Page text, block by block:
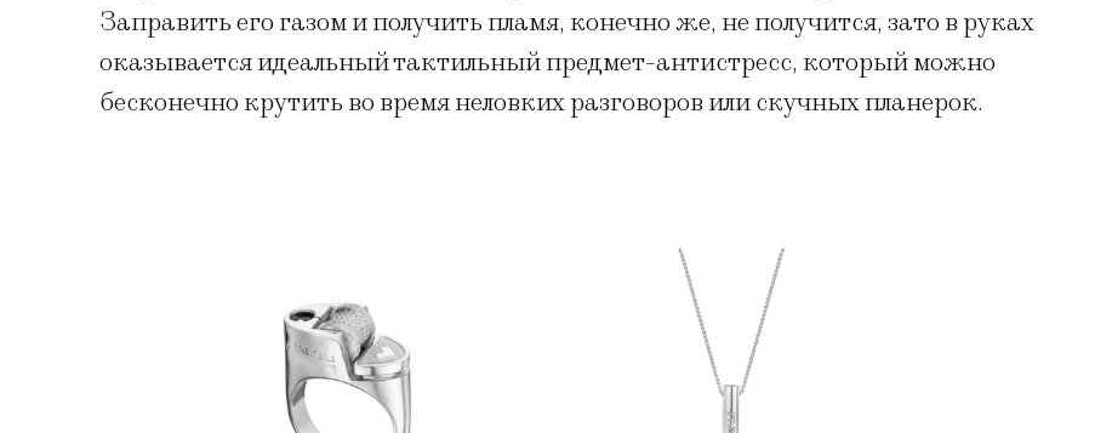
Заправить его газом и получить пламя, конечно же, не получится, зато в руках
оказывается идеальный тактильный предмет-антистресс, который можно
бесконечно крутить во время неловких разговоров или скучных планерок.